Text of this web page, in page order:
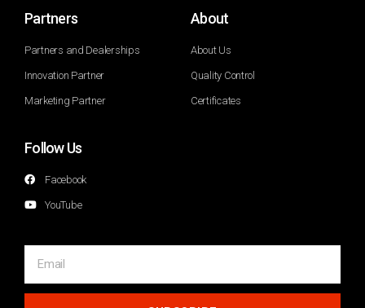
Partners
Partners and Dealerships
Innovation Partner
Marketing Partner
About
About Us
Quality Control
Certificates
Follow Us
Facebook
YouTube